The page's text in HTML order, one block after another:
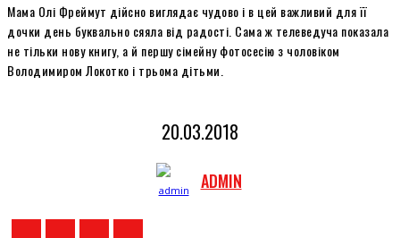
Мама Олі Фреймут дійсно виглядає чудово і в цей важливий для її
дочки день буквально сяяла від радості. Сама ж телеведуча показала
не тільки нову книгу, а й першу сімейну фотосесію з чоловіком
Володимиром Локотко і трьома дітьми.
20.03.2018
ADMIN